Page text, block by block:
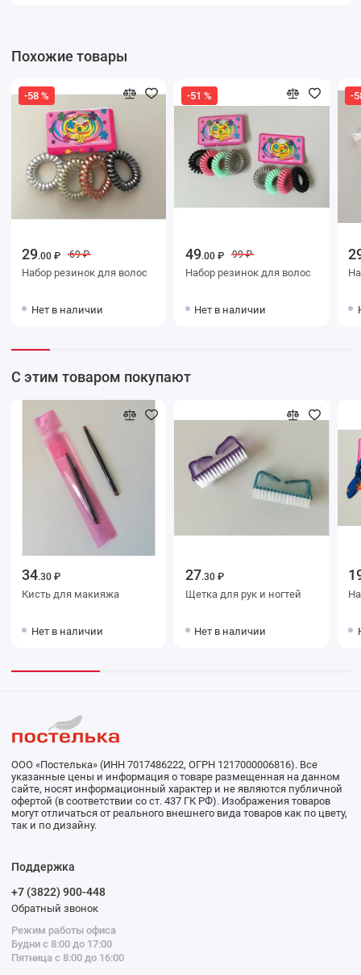
Похожие товары
-58 %
29.00 ₽ 69 ₽
Набор резинок для волос
Нет в наличии
-51 %
49.00 ₽ 99 ₽
Набор резинок для волос
Нет в наличии
-
С этим товаром покупают
34.30 ₽
Кисть для макияжа
Нет в наличии
27.30 ₽
Щетка для рук и ногтей
Нет в наличии
ООО «Постелька» (ИНН 7017486222, ОГРН 1217000006816). Все
указанные цены и информация о товаре размещенная на данном
сайте, носят информационный характер и не являются публичной
офертой (в соответствии со ст. 437 ГК РФ). Изображения товаров
могут отличаться от реального внешнего вида товаров как по цвету,
так и по дизайну.
Поддержка
+7 (3822) 900-448
Обратный звонок
Режим работы офиса
Будни с 8:00 до 17:00
Пятница с 8:00 до 16:00